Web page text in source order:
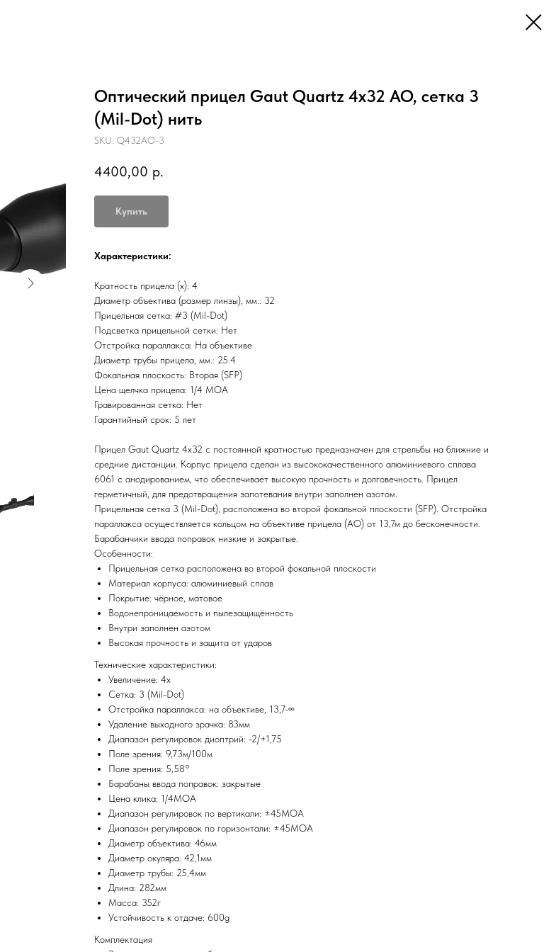
Оптический прицел Gaut Quartz 4x32 AO, сетка 3
(Mil-Dot) нить
SKU: Q432AO-3
4400,00 р.
Купить
Характеристики:
Кратность прицела (х): 4
Диаметр объектива (размер линзы), мм.: 32
Прицельная сетка: #3 (Mil-Dot)
Подсветка прицельной сетки: Нет
Отстройка параллакса: На объективе
Диаметр трубы прицела, мм.: 25.4
Фокальная плоскость: Вторая (SFP)
Цена щелчка прицела: 1/4 MOA
Гравированная сетка: Нет
Гарантийный срок: 5 лет
Прицел Gaut Quartz 4x32 с постоянной кратностью предназначен для стрельбы на ближние и
средние дистанции. Корпус прицела сделан из высококачественного алюминиевого сплава
6061 с анодированием, что обеспечивает высокую прочность и долговечность. Прицел
герметичный, для предотвращения запотевания внутри заполнен азотом.
Прицельная сетка 3 (Mil-Dot), расположена во второй фокальной плоскости (SFP). Отстройка
параллакса осуществляется кольцом на объективе прицела (AO) от 13,7м до бесконечности.
Барабанчики ввода поправок низкие и закрытые.
Особенности:
Прицельная сетка расположена во второй фокальной плоскости
Материал корпуса: алюминиевый сплав
Покрытие: чёрное, матовое
Водонепроницаемость и пылезащищённость
Внутри заполнен азотом
Высокая прочность и защита от ударов
Технические характеристики:
Увеличение: 4x
Сетка: 3 (Mil-Dot)
Отстройка параллакса: на объективе, 13,7-∞
Удаление выходного зрачка: 83мм
Диапазон регулировок диоптрий: -2/+1,75
Поле зрения: 9,73м/100м
Поле зрения: 5,58°
Барабаны ввода поправок: закрытые
Цена клика: 1/4MOA
Диапазон регулировок по вертикали: ±45MOA
Диапазон регулировок по горизонтали: ±45MOA
Диаметр объектива: 46мм
Диаметр окуляра: 42,1мм
Диаметр трубы: 25,4мм
Длина: 282мм
Масса: 352г
Устойчивость к отдаче: 600g
Комплектация